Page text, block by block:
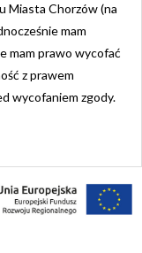
Miasta Chorzów (na
mam
mam prawo wycofać
z prawem
wycofaniem zgody.